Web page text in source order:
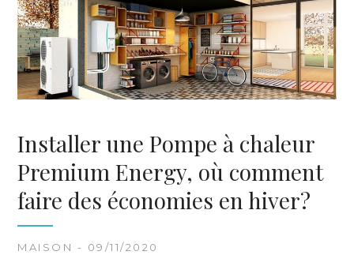
Installer une Pompe à chaleur
Premium Energy, où comment
faire des économies en hiver?
MAISON - 09/11/2020